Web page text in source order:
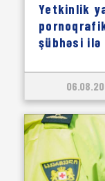
Yetkinlik
şübhəsi ilə